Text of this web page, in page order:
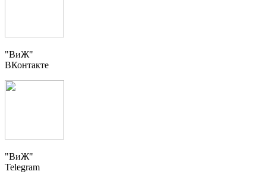
"ВиЖ"
ВКонтакте
"ВиЖ"
Telegram